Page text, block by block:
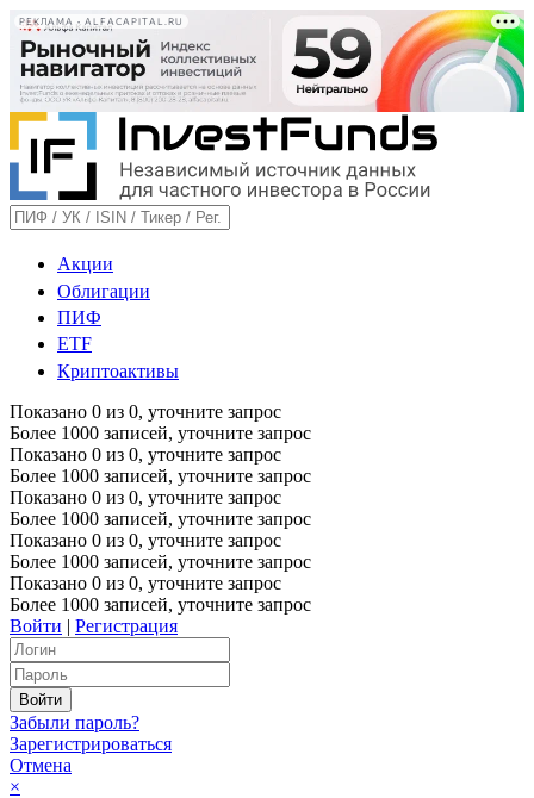
РЕКЛАМА • ALFACAPITAL.RU
Акции
Облигации
ПИФ
ETF
Криптоактивы
Показано 0 из 0, уточните запрос
Более 1000 записей, уточните запрос
Показано 0 из 0, уточните запрос
Более 1000 записей, уточните запрос
Показано 0 из 0, уточните запрос
Более 1000 записей, уточните запрос
Показано 0 из 0, уточните запрос
Более 1000 записей, уточните запрос
Показано 0 из 0, уточните запрос
Более 1000 записей, уточните запрос
Войти | Регистрация
Забыли пароль?
Зарегистрироваться
Отмена
×